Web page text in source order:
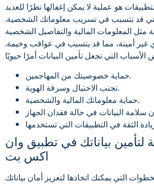
هو عملية لا يمكن إغفالها نظرًا للعديد
قد تتسبب في تسريب معلوماتك الشخصية.
مثل المعلومات المالية والتفاصيل الشخصية
غير أمينة، مما قد يتسبب في عواقب وخيمة.
حماية خصوصيتك من المهاجمين.
تجنب الاحتيال وسرقة الهوية.
حماية معلوماتك المالية والشخصية.
بياناتك في تطبيق وان
اكس بت
التي يمكنك اتخاذها لتعزيز أمان بياناتك